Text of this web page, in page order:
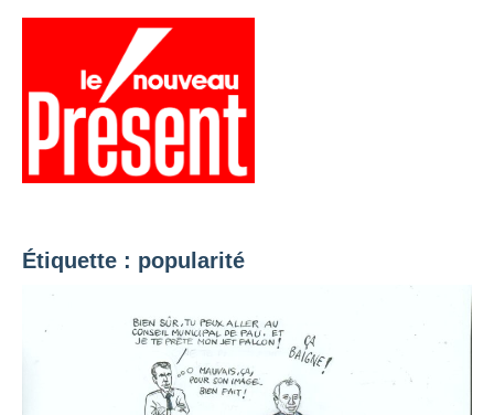
Aller
Étiquette : popularité